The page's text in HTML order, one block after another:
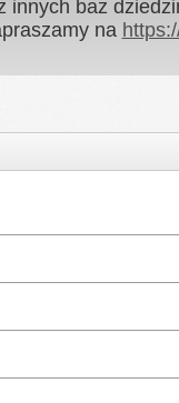
innych baz
na